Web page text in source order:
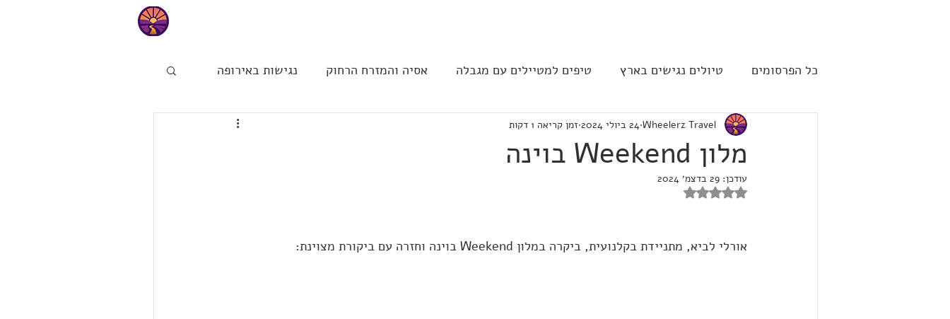
כל הפרסומים טיולים נגישים בארץ טיפים למטיילים עם מגבלה אסיה והמזרח הרחוק נגישות באירופה
שייט תענוגות - קרוז ארה"ב וצפון אמריקה נגישות בבתי מלון הפינה של מיכל
מלון Weekend בוינה
Wheelerz Travel 24 ביולי 2024 זמן קריאה 1 דקות
עודכן: 29 בדצמ׳ 2024
דירוג של NaN מתוך 5 כוכבים
אורלי לביא, מתניידת בקלנועית, ביקרה במלון Weekend בוינה וחזרה עם ביקורת מצוינת: